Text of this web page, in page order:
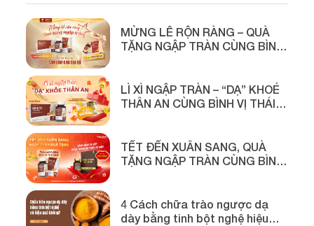
MỪNG LỄ RỘN RÀNG – QUÀ
TẶNG NGẬP TRÀN CÙNG BÌNH
LÌ XÌ NGẬP TRÀN – “DẠ” KHOẺ
THÂN AN CÙNG BÌNH VỊ THÁI
TẾT ĐẾN XUÂN SANG, QUÀ
TẶNG NGẬP TRÀN CÙNG BÌNH
4 Cách chữa trào ngược dạ
dày bằng tinh bột nghệ hiệu